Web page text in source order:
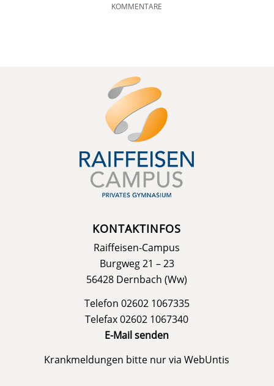
KOMMENTARE
KONTAKTINFOS
Raiffeisen-Campus
Burgweg 21 – 23
56428 Dernbach (Ww)
Telefon 02602 1067335
Telefax 02602 1067340
E-Mail senden
Krankmeldungen bitte nur viaWebUntis